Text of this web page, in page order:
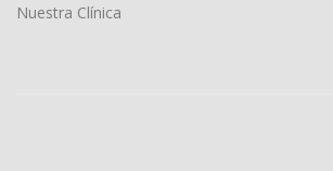
Nuestra Clínica